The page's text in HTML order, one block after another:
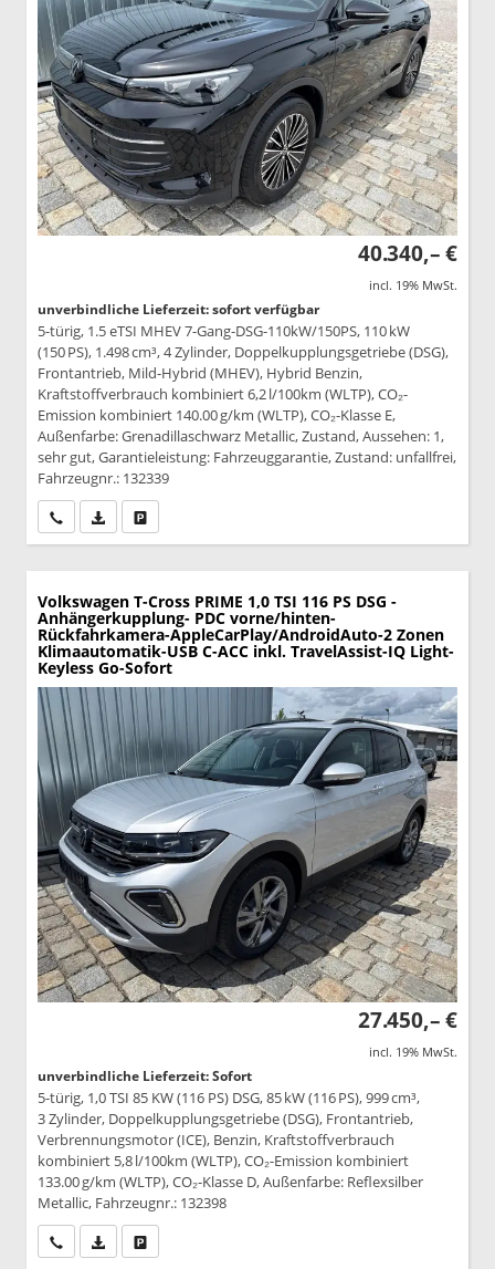
40.340,– €
incl. 19% MwSt.
unverbindliche Lieferzeit: sofort verfügbar
5-türig, 1.5 eTSI MHEV 7-Gang-DSG-110kW/150PS, 110 kW
(150 PS), 1.498 cm³, 4 Zylinder, Doppelkupplungsgetriebe (DSG),
Frontantrieb, Mild-Hybrid (MHEV), Hybrid Benzin,
Kraftstoffverbrauch kombiniert 6,2 l/100km (WLTP), CO₂-
Emission kombiniert 140.00 g/km (WLTP), CO₂-Klasse E,
Außenfarbe: Grenadillaschwarz Metallic, Zustand, Aussehen: 1,
sehr gut, Garantieleistung: Fahrzeuggarantie, Zustand: unfallfrei,
Fahrzeugnr.: 132339
Wir rufen Sie anPDF-Datei, Fahrzeugexposé drucken
Volkswagen T-Cross PRIME 1,0 TSI 116 PS DSG -
Anhängerkupplung- PDC vorne/hinten-
Rückfahrkamera-AppleCarPlay/AndroidAuto-2 Zonen
Klimaautomatik-USB C-ACC inkl. TravelAssist-IQ Light-
Keyless Go-Sofort
27.450,– €
incl. 19% MwSt.
unverbindliche Lieferzeit: Sofort
5-türig, 1,0 TSI 85 KW (116 PS) DSG, 85 kW (116 PS), 999 cm³,
3 Zylinder, Doppelkupplungsgetriebe (DSG), Frontantrieb,
Verbrennungsmotor (ICE), Benzin, Kraftstoffverbrauch
kombiniert 5,8 l/100km (WLTP), CO₂-Emission kombiniert
133.00 g/km (WLTP), CO₂-Klasse D, Außenfarbe: Reflexsilber
Metallic, Fahrzeugnr.: 132398
Wir rufen Sie anPDF-Datei, Fahrzeugexposé drucken